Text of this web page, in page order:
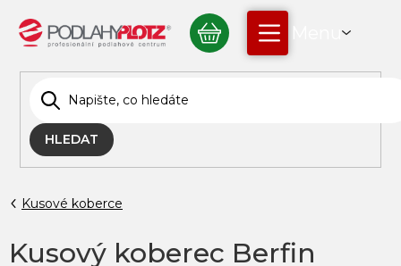
obsah
HLEDAT
NÁKUPNÍ
KOŠÍK
Kusové koberce
Kusový koberec Berfin